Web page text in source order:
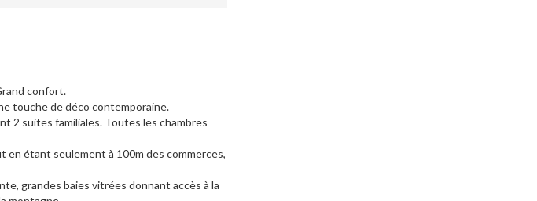
confort.
touche de déco contemporaine.
2 suites familiales. Toutes les chambres
étant seulement à 100m des commerces,
grandes baies vitrées donnant accès à la